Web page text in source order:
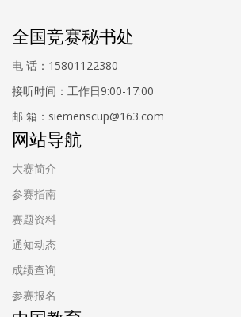
全国竞赛秘书处
电 话：15801122380
接听时间：工作日9:00-17:00
邮 箱：siemenscup@163.com
网站导航
大赛简介
参赛指南
赛题资料
通知动态
成绩查询
参赛报名